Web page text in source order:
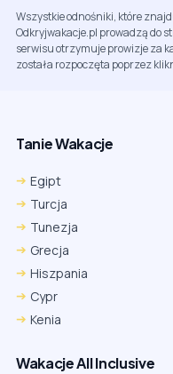
Wszystkie odnośniki, które
Odkryjwakacje.pl prowadzą do
serwisu otrzymuje prowizje za
została rozpoczęta poprzez
Tanie Wakacje
Egipt
Turcja
Tunezja
Grecja
Hiszpania
Cypr
Kenia
Wakacje All Inclusive